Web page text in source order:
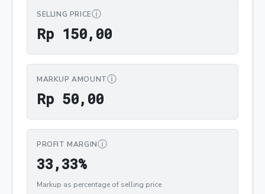
SELLING PRICEⓘ
Rp 150, 00Rp 150,00
MARKUP AMOUNTⓘ
Rp 50, 00Rp 50,00
PROFIT MARGINⓘ
33,33%33,33%
Markup as percentage of selling price